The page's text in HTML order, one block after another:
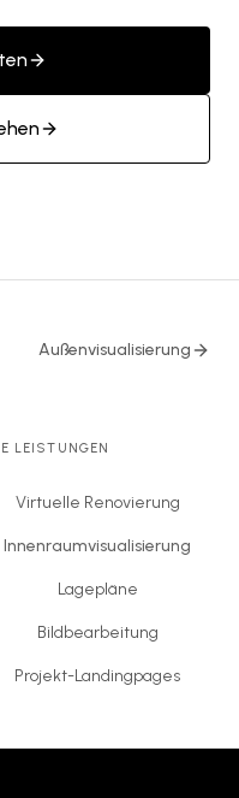
Außenvisualisierung
LEISTUNGEN
Virtuelle Renovierung
Innenraumvisualisierung
Lagepläne
Bildbearbeitung
Projekt-Landingpages